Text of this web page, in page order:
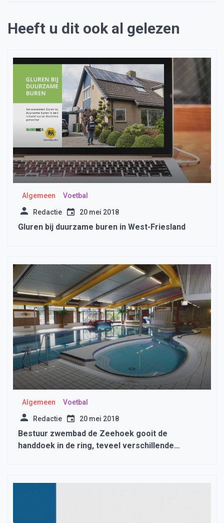
Heeft u dit ook al gelezen
Algemeen Voetbal
Redactie 20 mei 2018
Gluren bij duurzame buren in West-Friesland
Algemeen Voetbal
Redactie 20 mei 2018
Bestuur zwembad de Zeehoek gooit de
handdoek in de ring, teveel verschillende